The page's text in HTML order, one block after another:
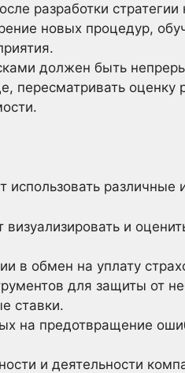
разработки
новых процедур,
должен быть
пересматривать оценку
различные
и
в обмен на уплату
для защиты от
ставки.
на предотвращение
и деятельности